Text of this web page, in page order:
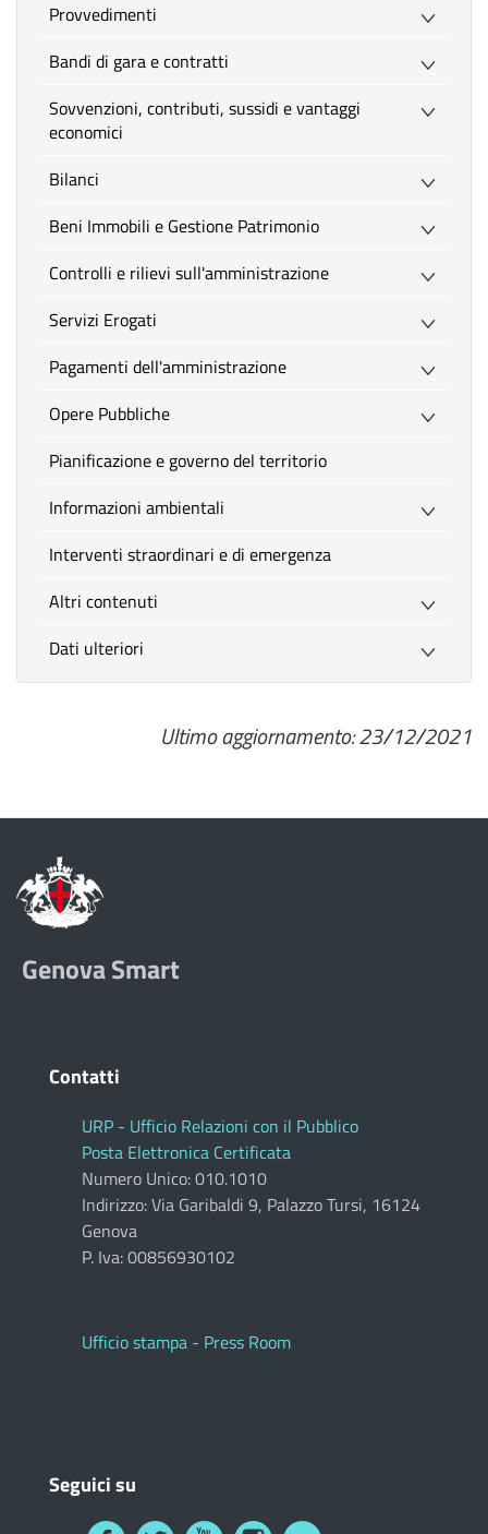
Provvedimenti
Bandi di gara e contratti
Sovvenzioni, contributi, sussidi e vantaggi
economici
Bilanci
Beni Immobili e Gestione Patrimonio
Controlli e rilievi sull'amministrazione
Servizi Erogati
Pagamenti dell'amministrazione
Opere Pubbliche
Pianificazione e governo del territorio
Informazioni ambientali
Interventi straordinari e di emergenza
Altri contenuti
Dati ulteriori
Ultimo aggiornamento: 23/12/2021
Genova Smart
Contatti
URP - Ufficio Relazioni con il Pubblico
Posta Elettronica Certificata
Numero Unico: 010.1010
Indirizzo: Via Garibaldi 9, Palazzo Tursi, 16124
Genova
P. Iva: 00856930102
Ufficio stampa - Press Room
Seguici su